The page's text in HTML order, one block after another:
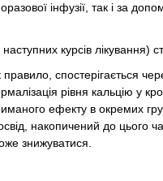
інфузії, так і за
курсів лікування)
правило, спостерігається
рівня кальцію у
ефекту в окремих
накопичений до цього
знижуватися.